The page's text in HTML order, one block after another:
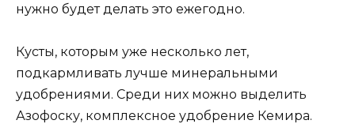
нужно будет делать это ежегодно.
Кусты, которым уже несколько лет,
подкармливать лучше минеральными
удобрениями. Среди них можно выделить
Азофоску, комплексное удобрение Кемира.